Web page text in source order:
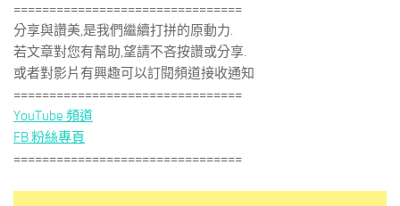
================================
分享與讚美,是我們繼續打拼的原動力.
若文章對您有幫助,望請不吝按讚或分享.
或者對影片有興趣可以訂閱頻道接收通知
================================
YouTube 頻道
FB 粉絲專頁
================================